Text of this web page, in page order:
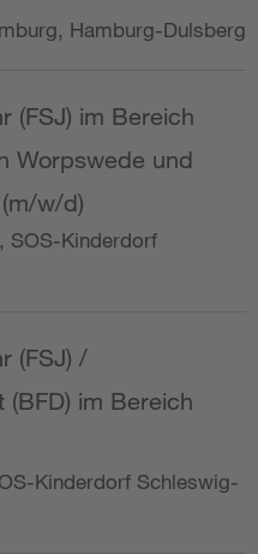
Hamburg-Dulsberg
(FSJ) im Bereich
Worpswede und
w/d)
SOS-Kinderdorf
(FSJ) /
(BFD) im Bereich
Kinderdorf Schleswig-